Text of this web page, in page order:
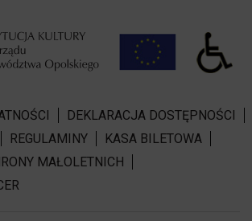
DEKLARACJA DOSTĘPNOŚCI
REGULAMINY
KASA BILETOWA
MAŁOLETNICH